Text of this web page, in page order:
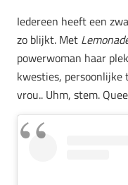
Iedereen heeft een
zo blijkt. Met
powerwoman haar
kwesties,
vrou.. Uhm, stem.